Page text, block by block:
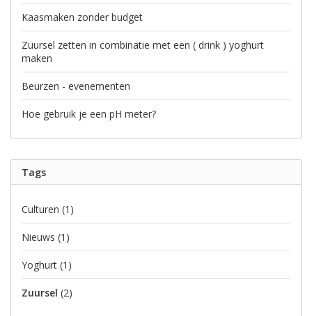
Kaasmaken zonder budget
Zuursel zetten in combinatie met een ( drink ) yoghurt
maken
Beurzen - evenementen
Hoe gebruik je een pH meter?
Tags
Culturen (1)
Nieuws (1)
Yoghurt (1)
Zuursel (2)